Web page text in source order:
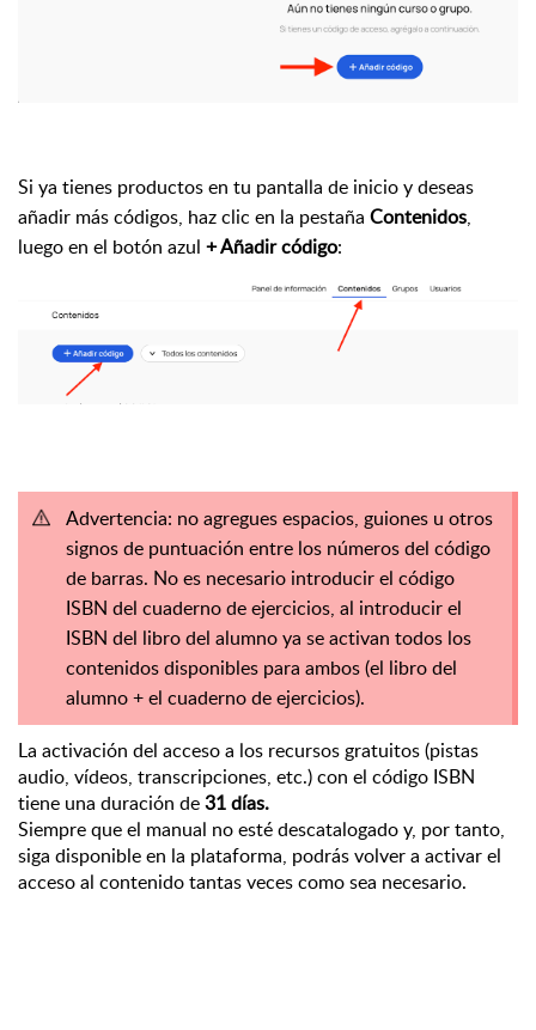
Si ya tienes productos en tu pantalla de inicio y deseas
añadir más códigos, haz clic en la pestaña Contenidos,
luego en el botón azul + Añadir código:
Advertencia: no agregues espacios, guiones u otros
signos de puntuación entre los números del código
de barras. No es necesario introducir el código
ISBN del cuaderno de ejercicios, al introducir el
ISBN del libro del alumno ya se activan todos los
contenidos disponibles para ambos (el libro del
alumno + el cuaderno de ejercicios).
La activación del acceso a los recursos gratuitos (pistas
audio, vídeos, transcripciones, etc.) con el código ISBN
tiene una duración de31 días.
Siempre que el manual no esté descatalogado y, por tanto,
siga disponible en la plataforma, podrás volver a activar el
acceso al contenido tantas veces como sea necesario.